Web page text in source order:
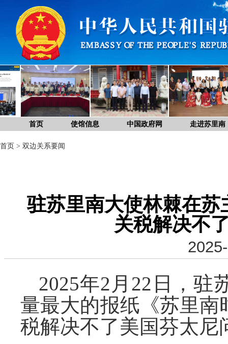
首页 使馆信息 中国政府网 走进苏里南
首页 > 双边关系要闻
驻苏里南大使林棘在
关税解决不
2025年2月22日，驻
量最大的报纸《苏里
税解决不了美国芬太尼